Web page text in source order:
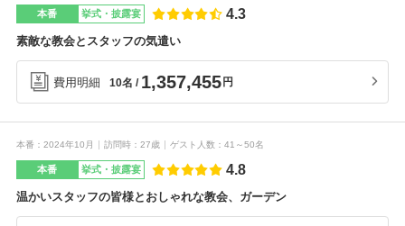
本番 挙式・披露宴 4.3
素敵な教会とスタッフの気遣い
費用明細 10名 1,357,455 円
本番 2024年10月 訪問時 27歳 ゲスト人数 41～50名
本番 挙式・披露宴 4.8
温かいスタッフの皆様とおしゃれな教会、ガーデン